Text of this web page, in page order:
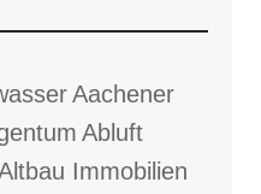
Aachener
Abluft
Immobilien